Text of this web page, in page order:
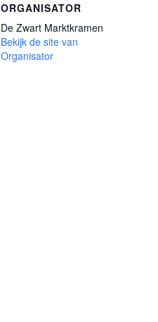
ORGANISATOR
De Zwart Marktkramen
Bekijk de site van
Organisator